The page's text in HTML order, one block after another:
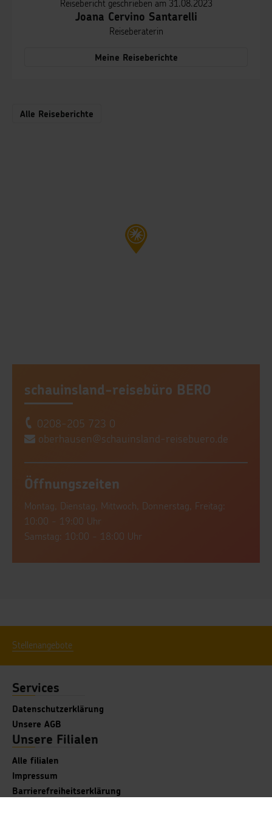
Reisebericht geschrieben am 31.08.2023
Joana Cervino Santarelli
Reiseberaterin
Meine Reiseberichte
Alle Reiseberichte
schauinsland-reisebüro BERO
0208-205 723 0
oberhausen@schauinsland-reisebuero.de
Öffnungszeiten
Montag, Dienstag, Mittwoch, Donnerstag, Freitag:
10:00 - 19:00 Uhr
Samstag: 10:00 - 18:00 Uhr
Stellenangebote
Services
Datenschutzerklärung
Unsere AGB
Unsere Filialen
Alle filialen
Impressum
Barrierefreiheitserklärung